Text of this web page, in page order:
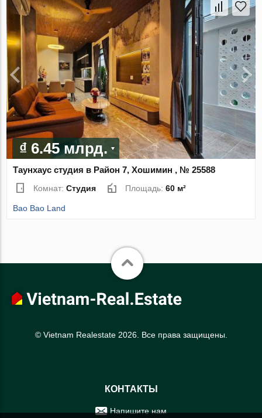
₫ 6.45 млрд.
Таунхаус студия в Район 7, Хошимин , № 25588
Комнат:Студия Площадь:60 м²
Bao Bao Land
© Vietnam Realestate 2026. Все права защищены.
КОНТАКТЫ
Напишите нам